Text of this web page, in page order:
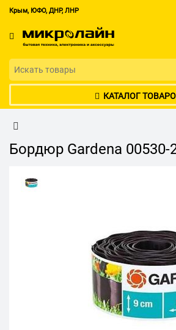
Крым, ЮФО, ДНР, ЛНР
КАТАЛОГ
Бордюр Gardena 00530-